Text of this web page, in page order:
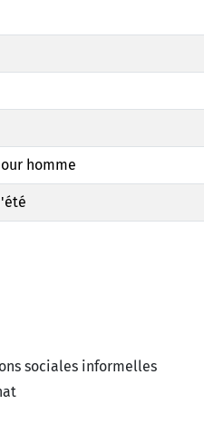
homme
sociales informelles